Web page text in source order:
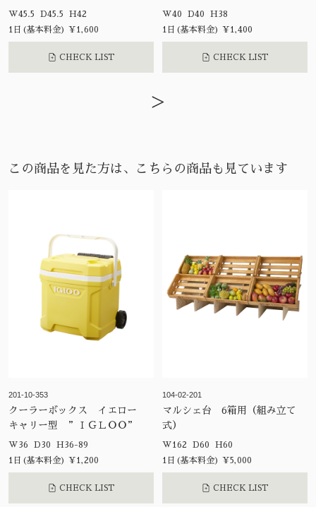
W45.5 D45.5 H42
1日(基本料金) ¥1,600
CHECK LIST
W40 D40 H38
1日(基本料金) ¥1,400
CHECK LIST
>
この商品を見た方は、こちらの商品も見ています
201-10-353
クーラーボックス イエロー
キャリー型 ”ＩＧＬＯＯ”
W36 D30 H36-89
1日(基本料金) ¥1,200
CHECK LIST
104-02-201
マルシェ台 6箱用（組み立て
式）
W162 D60 H60
1日(基本料金) ¥5,000
CHECK LIST